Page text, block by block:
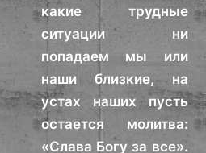
какие трудные
ситуации ни
попадаем мы или
наши близкие, на
устах наших пусть
остается молитва:
«Слава Богу за все».